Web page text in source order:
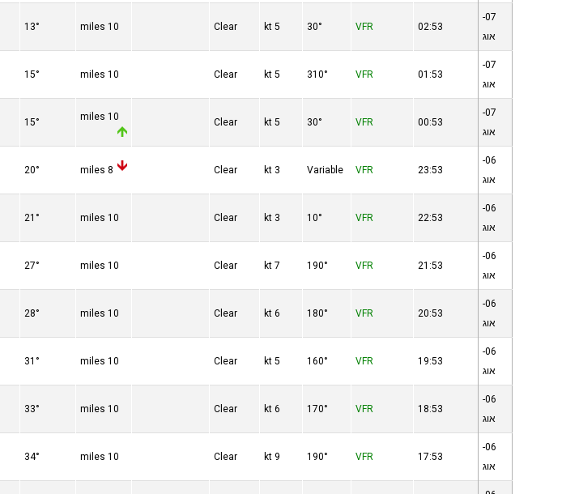
07-
אוג
02:53
VFR
30°
5 kt
Clear
10 miles
13°
07-
אוג
01:53
VFR
310°
5 kt
Clear
10 miles
15°
07-
אוג
00:53
VFR
30°
5 kt
Clear
10 miles
15°
06-
אוג
23:53
VFR
Variable
3 kt
Clear
8 miles
20°
06-
אוג
22:53
VFR
10°
3 kt
Clear
10 miles
21°
06-
אוג
21:53
VFR
190°
7 kt
Clear
10 miles
27°
06-
אוג
20:53
VFR
180°
6 kt
Clear
10 miles
28°
06-
אוג
19:53
VFR
160°
5 kt
Clear
10 miles
31°
06-
אוג
18:53
VFR
170°
6 kt
Clear
10 miles
33°
06-
אוג
17:53
VFR
190°
9 kt
Clear
10 miles
34°